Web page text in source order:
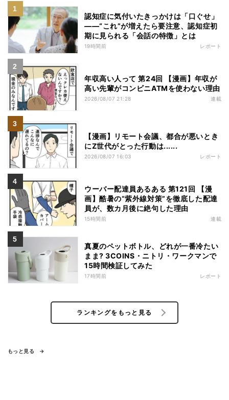
認知症に気付いたきっかけは「口ぐせ」
――“これ”が増えたら要注意、認知症初
期に見られる「会話の特徴」とは
19時間前 レポート
年収高い人って 第24回 【漫画】年収が
高い先輩がコンビニATMを使わない理由
2026/08/07 21:28 連載
【漫画】リモート会議、都合が悪いとき
にZ世代がとった行動は......
2026/08/07 16:03 レポート
ウーバー配達員あるある 第121回 【漫
画】酷暑の“紫外線対策”を徹底した配達
員が、数カ月後に絶句した理由
15時間前 連載
真夏のペットボトル、どれが一番冷たい
まま? 3COINS・ニトリ・ワークマンで
15時間検証してみた
17時間前 レポート
ランキングをもっと見る
もっと見る